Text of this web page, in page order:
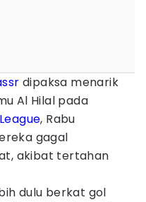
dipaksa menarik
Al Hilal pada
, Rabu
gagal
akibat tertahan
dulu berkat gol